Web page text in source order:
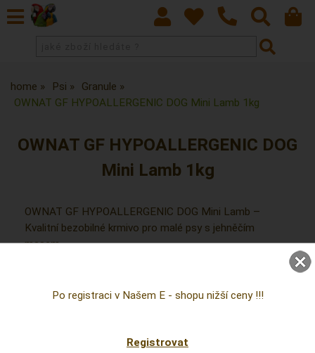
home Psi
Granule
OWNAT GF HYPOALLERGENIC DOG Mini Lamb 1kg
OWNAT GF HYPOALLERGENIC DOG
Mini Lamb 1kg
OWNAT GF HYPOALLERGENIC DOG Mini Lamb –
Kvalitní bezobilné krmivo pro malé psy s jehněčím
masem
Po registraci v Našem E - shopu nižší ceny !!!
Registrovat